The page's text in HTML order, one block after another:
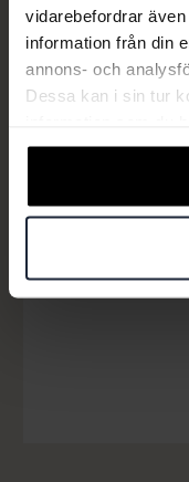
vidarebefordrar
information från din
annons- och
Dessa kan i sin tur
samlat in när du har